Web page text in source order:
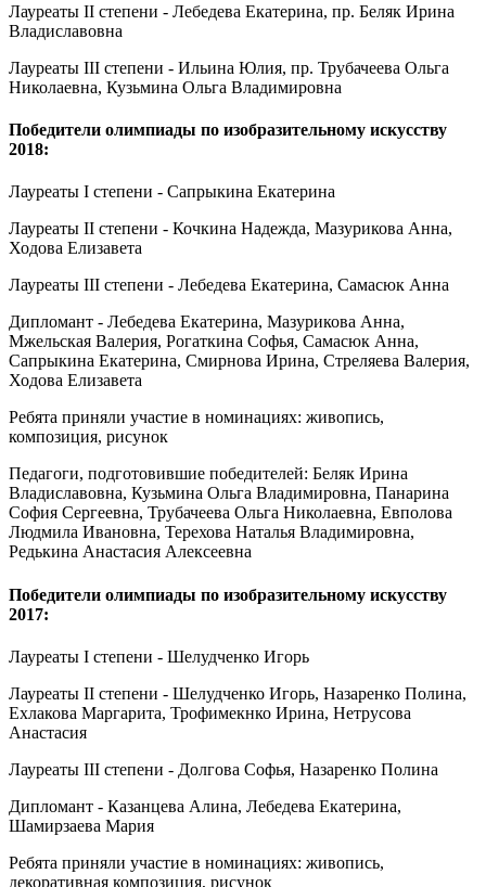
Лауреаты II степени - Лебедева Екатерина, пр. Беляк Ирина
Владиславовна
Лауреаты III степени - Ильина Юлия, пр. Трубачеева Ольга
Николаевна, Кузьмина Ольга Владимировна
Победители олимпиады по изобразительному искусству
2018:
Лауреаты I степени - Сапрыкина Екатерина
Лауреаты II степени - Кочкина Надежда, Мазурикова Анна,
Ходова Елизавета
Лауреаты III степени - Лебедева Екатерина, Самасюк Анна
Дипломант - Лебедева Екатерина, Мазурикова Анна,
Мжельская Валерия, Рогаткина Софья, Самасюк Анна,
Сапрыкина Екатерина, Смирнова Ирина, Стреляева Валерия,
Ходова Елизавета
Ребята приняли участие в номинациях: живопись,
композиция, рисунок
Педагоги, подготовившие победителей: Беляк Ирина
Владиславовна, Кузьмина Ольга Владимировна, Панарина
София Сергеевна, Трубачеева Ольга Николаевна, Евполова
Людмила Ивановна, Терехова Наталья Владимировна,
Редькина Анастасия Алексеевна
Победители олимпиады по изобразительному искусству
2017:
Лауреаты I степени - Шелудченко Игорь
Лауреаты II степени - Шелудченко Игорь, Назаренко Полина,
Ехлакова Маргарита, Трофимекнко Ирина, Нетрусова
Анастасия
Лауреаты III степени - Долгова Софья, Назаренко Полина
Дипломант - Казанцева Алина, Лебедева Екатерина,
Шамирзаева Мария
Ребята приняли участие в номинациях: живопись,
декоративная композиция, рисунок